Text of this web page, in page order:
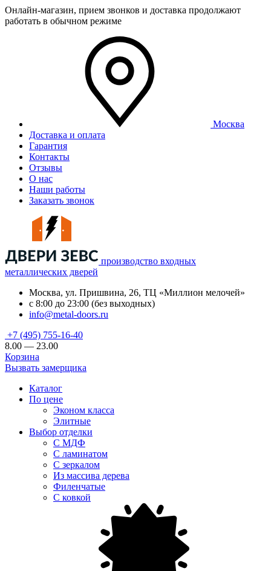
Онлайн-магазин, прием звонков и доставка продолжают
работать в обычном режиме
Москва
Доставка и оплата
Гарантия
Контакты
Отзывы
О нас
Наши работы
Заказать звонок
производство входных
металлических дверей
Москва, ул. Пришвина, 26, ТЦ «Миллион мелочей»
с 8:00 до 23:00 (без выходных)
info@metal-doors.ru
+7 (495) 755-16-40
8.00 — 23.00
Корзина
Вызвать замерщика
Каталог
По цене
Эконом класса
Элитные
Выбор отделки
С МДФ
С ламинатом
С зеркалом
Из массива дерева
Филенчатые
С ковкой